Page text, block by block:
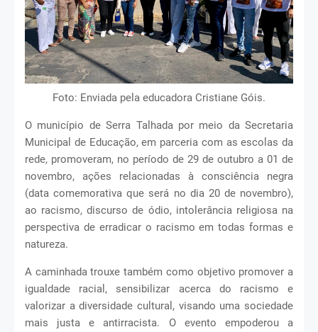
Foto: Enviada pela educadora Cristiane Góis.
O município de Serra Talhada por meio da Secretaria
Municipal de Educação, em parceria com as escolas da
rede, promoveram, no período de 29 de outubro a 01 de
novembro, ações relacionadas à consciência negra
(data comemorativa que será no dia 20 de novembro),
ao racismo, discurso de ódio, intolerância religiosa na
perspectiva de erradicar o racismo em todas formas e
natureza.
A caminhada trouxe também como objetivo promover a
igualdade racial, sensibilizar acerca do racismo e
valorizar a diversidade cultural, visando uma sociedade
mais justa e antirracista. O evento empoderou a